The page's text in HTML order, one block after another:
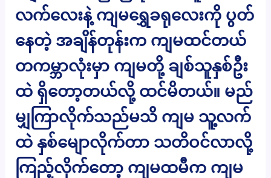
လက်လေးနဲ့ ကျမရွှေခရုလေးကို ပွတ်
နေတဲ့ အချိန်တုန်းက ကျမထင်တယ်
တကမ္ဘာလုံးမှာ ကျမတို့ ချစ်သူနှစ်ဦး
ထဲ ရှိတော့တယ်လို့ ထင်မိတယ်။ မည်
မျှကြာလိုက်သည်မသိ ကျမ သူ့လက်
ထဲ နှစ်မျောလိုက်တာ သတိဝင်လာလို့
ကြည့်လိုက်တော့ ကျမထမီက ကျမ